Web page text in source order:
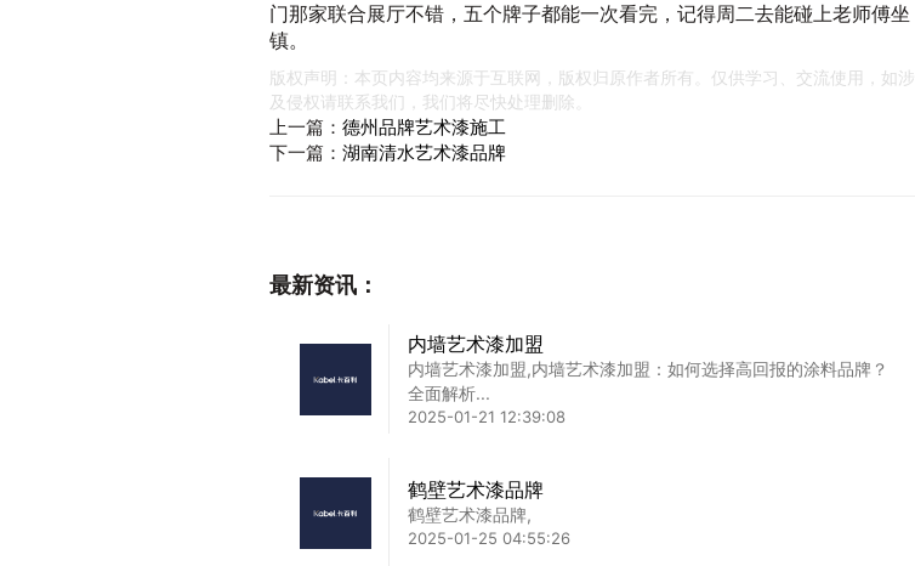
门那家联合展厅不错，五个牌子都能一次看完，记得周二去能碰上老师傅坐
镇。
版权声明：本页内容均来源于互联网，版权归原作者所有。仅供学习、交流使用，如涉
及侵权请联系我们，我们将尽快处理删除。
上一篇： 德州品牌艺术漆施工
下一篇： 湖南清水艺术漆品牌
最新资讯：
内墙艺术漆加盟
内墙艺术漆加盟,内墙艺术漆加盟：如何选择高回报的涂料品牌？
全面解析...
2025-01-21 12:39:08
鹤壁艺术漆品牌
鹤壁艺术漆品牌,
2025-01-25 04:55:26